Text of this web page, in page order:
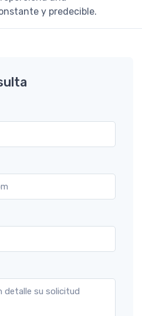
y predecible.